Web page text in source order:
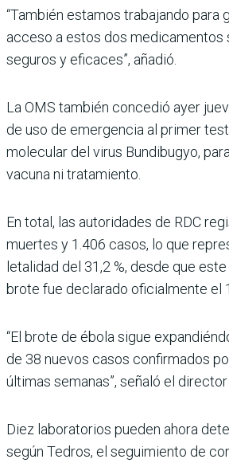
“También estamos trabajando para
acceso a estos dos medicamentos
seguros y eficaces”, añadió.
La OMS también concedió ayer
de uso de emergencia al primer
molecular del virus Bundibugyo,
vacuna ni tratamiento.
En total, las autoridades de RDC
muertes y 1.406 casos, lo que
letalidad del 31,2 %, desde que
brote fue declarado oficialmente el
“El brote de ébola sigue
de 38 nuevos casos confirmados
últimas semanas”, señaló el director
Diez laboratorios pueden ahora
según Tedros, el seguimiento de